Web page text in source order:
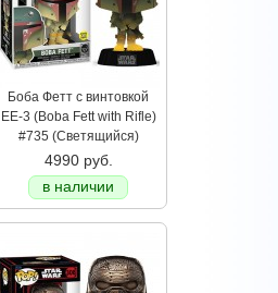
Боба Фетт с винтовкой
EE-3 (Boba Fett with Rifle)
#735 (Светящийся)
4990 руб.
в наличии